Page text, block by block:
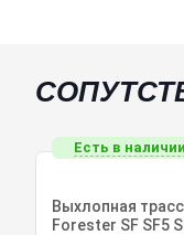
Есть в наличии
Выхлопная
Forester SF SF5